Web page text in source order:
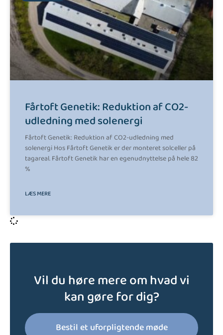
Fårtoft Genetik: Reduktion af CO2-
udledning med solenergi
Fårtoft Genetik: Reduktion af CO2-udledning med
solenergi Hos Fårtoft Genetik er der monteret solceller på
tagareal. Fårtoft Genetik har en egenudnyttelse på hele 82
%
LÆS MERE
Vil du høre mere om hvad vi
kan gøre for dig?
Bestil et uforpligtende møde